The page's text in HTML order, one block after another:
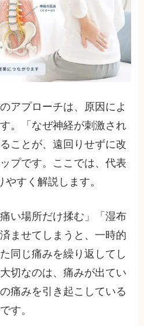
アプローチは、原因によ
。「なぜ神経が刺激され
ことが、遠回りせずに改
プです。ここでは、代表
すく解説します。
い場所だけ揉む」「湿布
ませてしまうと、一時的
同じ痛みを繰り返してし
切なのは、痛みが出てい
痛みを引き起こしている
す。